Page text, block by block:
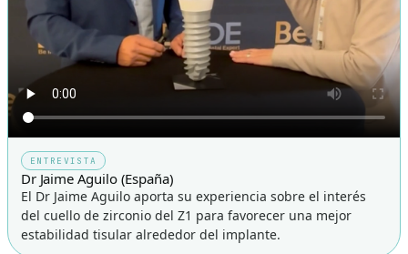
ENTREVISTA
Dr Jaime Aguilo (España)
El Dr Jaime Aguilo aporta su experiencia sobre el interés
del cuello de zirconio del Z1 para favorecer una mejor
estabilidad tisular alrededor del implante.